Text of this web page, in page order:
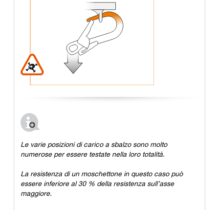
Le varie posizioni di carico a sbalzo sono molto
numerose per essere testate nella loro totalità.
La resistenza di un moschettone in questo caso può
essere inferiore al 30 % della resistenza sull’asse
maggiore.